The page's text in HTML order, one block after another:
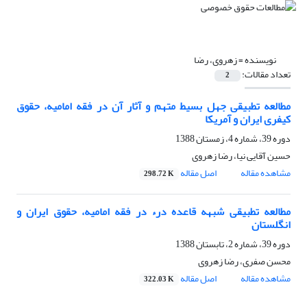
نویسنده =زهروی، رضا
تعداد مقالات: 2
مطالعه تطبیقی جهل بسیط متهم و آثار آن در فقه امامیه، حقوق
کیفری ایران و آمریکا
دوره 39، شماره 4، زمستان 1388
حسین آقایی نیا، رضا زهروی
مشاهده مقاله
اصل مقاله 298.72 K
مطالعه تطبیقی شبهه قاعده درء در فقه امامیه، حقوق ایران و
انگلستان
دوره 39، شماره 2، تابستان 1388
محسن صفری، رضا زهروی
مشاهده مقاله
اصل مقاله 322.03 K